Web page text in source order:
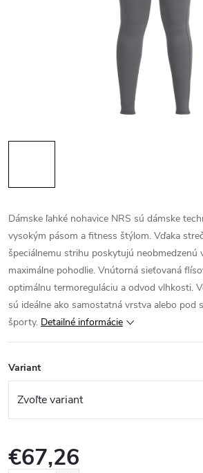
Dámske ľahké nohavice NRS sú dámske
vysokým pásom a fitness štýlom. Vďaka
špeciálnemu strihu poskytujú neobmedzenú
maximálne pohodlie. Vnútorná sieťovaná
optimálnu termoreguláciu a odvod vlhkosti.
sú ideálne ako samostatná vrstva alebo pod
športy. Detailné informácie
Variant
€67,26